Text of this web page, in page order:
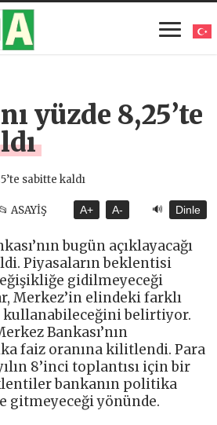
yüzde 8,25’te
ASAYİŞ A+ A- 🔊 Dinle
bugün açıklayacağı
Piyasaların beklentisi
gidilmeyeceği
Merkez’in elindeki farklı
kullanabileceğini belirtiyor.
Bankası’nın
faiz oranına kilitlendi. Para
8’inci toplantısı için bir
bankanın politika
gitmeyeceği yönünde.